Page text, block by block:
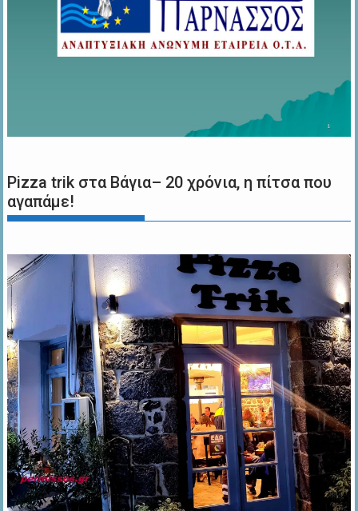
Pizza trik στα Βάγια– 20 χρόνια, η πίτσα που
αγαπάμε!